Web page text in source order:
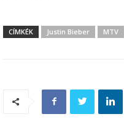
CÍMKÉK Justin Bieber MTV